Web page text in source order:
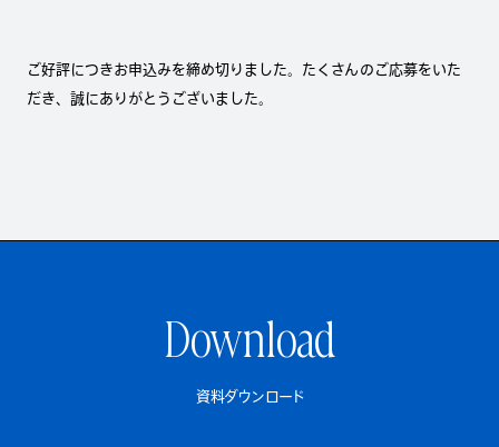
ご好評につきお申込みを締め切りました。たくさんのご応募をいた
だき、誠にありがとうございました。
Download
資料ダウンロード